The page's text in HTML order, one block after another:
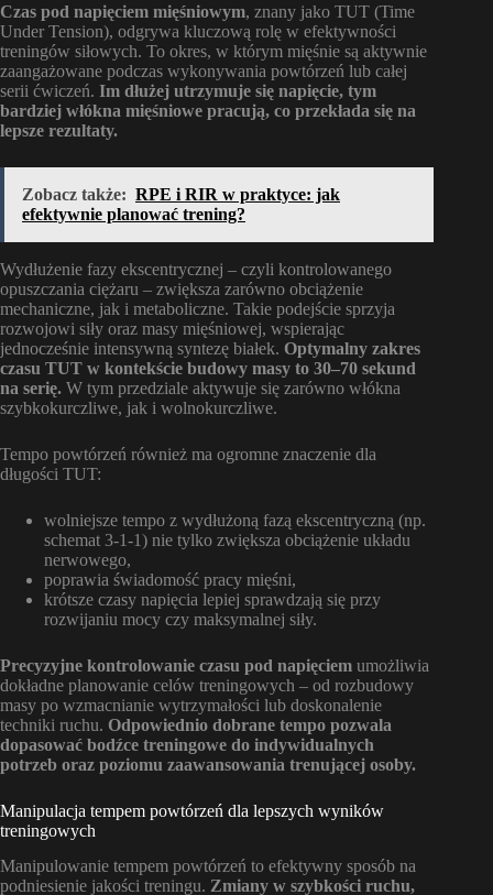
Czas pod napięciem mięśniowym, znany jako TUT (Time
Under Tension), odgrywa kluczową rolę w efektywności
treningów siłowych. To okres, w którym mięśnie są aktywnie
zaangażowane podczas wykonywania powtórzeń lub całej
serii ćwiczeń. Im dłużej utrzymuje się napięcie, tym
bardziej włókna mięśniowe pracują, co przekłada się na
lepsze rezultaty.
Zobacz także: RPE i RIR w praktyce: jak
efektywnie planować trening?
Wydłużenie fazy ekscentrycznej – czyli kontrolowanego
opuszczania ciężaru – zwiększa zarówno obciążenie
mechaniczne, jak i metaboliczne. Takie podejście sprzyja
rozwojowi siły oraz masy mięśniowej, wspierając
jednocześnie intensywną syntezę białek. Optymalny zakres
czasu TUT w kontekście budowy masy to 30–70 sekund
na serię. W tym przedziale aktywuje się zarówno włókna
szybkokurczliwe, jak i wolnokurczliwe.
Tempo powtórzeń również ma ogromne znaczenie dla
długości TUT:
wolniejsze tempo z wydłużoną fazą ekscentryczną (np.
schemat 3-1-1) nie tylko zwiększa obciążenie układu
nerwowego,
poprawia świadomość pracy mięśni,
krótsze czasy napięcia lepiej sprawdzają się przy
rozwijaniu mocy czy maksymalnej siły.
Precyzyjne kontrolowanie czasu pod napięciem umożliwia
dokładne planowanie celów treningowych – od rozbudowy
masy po wzmacnianie wytrzymałości lub doskonalenie
techniki ruchu. Odpowiednio dobrane tempo pozwala
dopasować bodźce treningowe do indywidualnych
potrzeb oraz poziomu zaawansowania trenującej osoby.
Manipulacja tempem powtórzeń dla lepszych wyników
treningowych
Manipulowanie tempem powtórzeń to efektywny sposób na
podniesienie jakości treningu. Zmiany w szybkości ruchu,